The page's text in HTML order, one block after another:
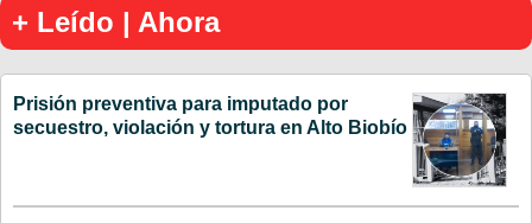
+ Leído | Ahora
Prisión preventiva para imputado por
secuestro, violación y tortura en Alto Biobío